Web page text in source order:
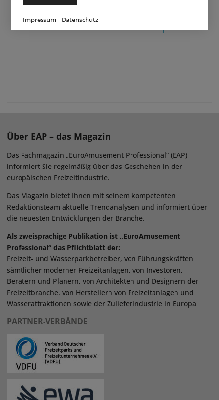
Impressum Datenschutz
Über EAP – das Magazin
Das Fachmagazin „EuroAmusement Professional“ (EAP)
informiert Sie regelmäßig über das Geschehen in der
europäischen Freizeitindustrie.
Das Magazin bietet Ihnen mit seinem kompetenten
Redaktionsteam aktuelle Trendanalysen und informiert über
die neuesten Entwicklungen der Branche.
Als zweisprachige Publikation ist „EuroAmusement
Professional“ das Pflichtblatt der:
Freizeit- und Wasserparkbetreiber, von Führungskräften
sämtlicher moderner Freizeitanlagen, von Investoren,
Beratern und Planern, von Architekten und Designern der
Freizeitbranche, von Herstellern von Freizeitanlagen und
Wasserattraktionen sowie der Zulieferindustrie in Europa.
PARTNER-VERBÄNDE